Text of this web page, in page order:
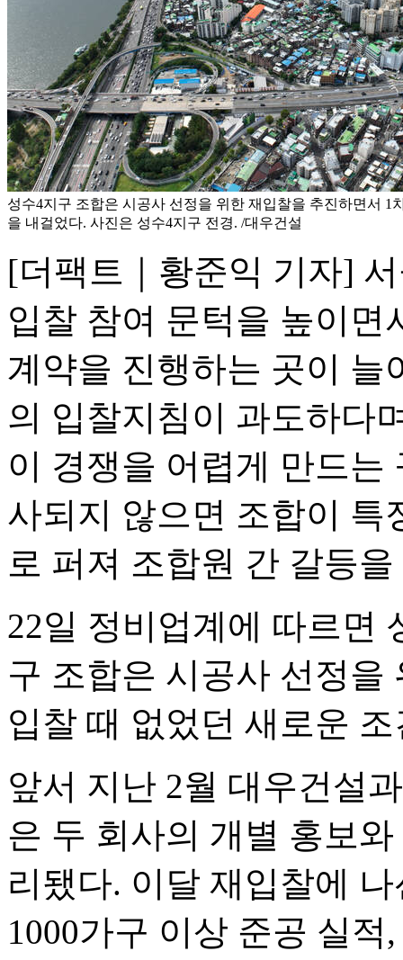
성수4지구 조합은 시공사 선정을 위한 재입찰을 추진하면서 1
을 내걸었다. 사진은 성수4지구 전경. /대우건설
[더팩트｜황준익 기자]
입찰 참여 문턱을 높이면
계약을 진행하는 곳이 늘
의 입찰지침이 과도하다
이 경쟁을 어렵게 만드는
사되지 않으면 조합이 특
로 퍼져 조합원 간 갈등
22일 정비업계에 따르면
구 조합은 시공사 선정을
입찰 때 없었던 새로운
앞서 지난 2월 대우건설
은 두 회사의 개별 홍보
리됐다. 이달 재입찰에
1000가구 이상 준공 실